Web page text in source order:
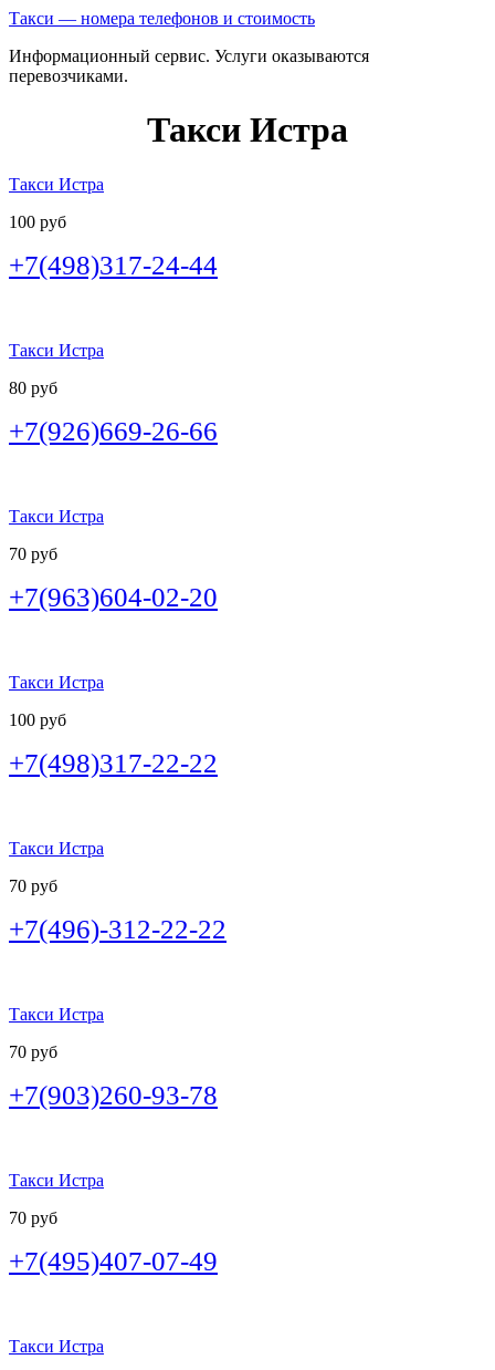
Такси — номера телефонов и стоимость
Информационный сервис. Услуги оказываются
перевозчиками.
Такси Истра
Такси Истра
100 руб
+7(498)317-24-44
Такси Истра
80 руб
+7(926)669-26-66
Такси Истра
70 руб
+7(963)604-02-20
Такси Истра
100 руб
+7(498)317-22-22
Такси Истра
70 руб
+7(496)-312-22-22
Такси Истра
70 руб
+7(903)260-93-78
Такси Истра
70 руб
+7(495)407-07-49
Такси Истра